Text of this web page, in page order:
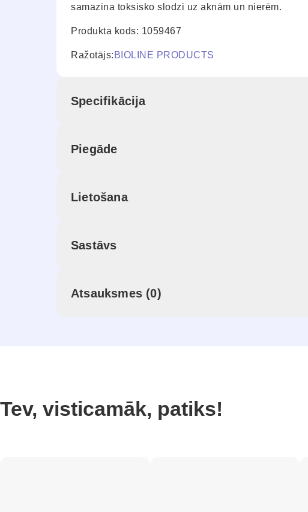
samazina toksisko slodzi uz aknām un nierēm.
Produkta kods: 1059467
Ražotājs: BIOLINE PRODUCTS
Specifikācija
Piegāde
Lietošana
Sastāvs
Atsauksmes (0)
Tev, visticamāk, patiks!